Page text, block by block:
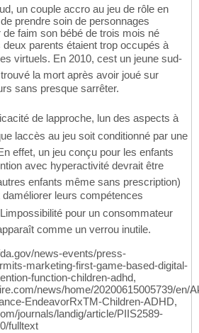
un couple accro au jeu de rôle en
prendre soin de personnages
faim son bébé de trois mois né
parents étaient trop occupés à
virtuels. En 2010, cest un jeune sud-
la mort après avoir joué sur
sans presque sarrêter.
de lapproche, lun des aspects à
laccès au jeu soit conditionné par une
effet, un jeu conçu pour les enfants
avec hyperactivité devrait être
enfants même sans prescription)
daméliorer leurs compétences
pour un consommateur
comme un verrou inutile.
news-events/press-
marketing-first-game-based-digital-
function-children-adhd,
news/home/20200615005739/en/
EndeavorRxTM-Children-ADHD,
journals/landig/article/PIIS2589-
fulltext